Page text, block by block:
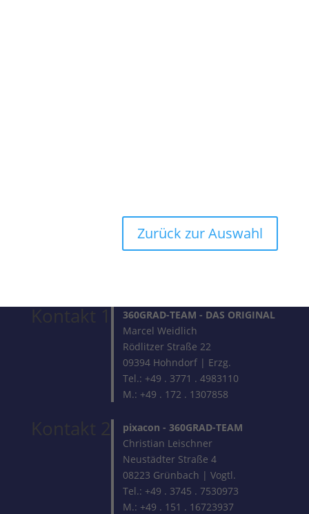
Zurück zur Auswahl
Kontakt 1 360GRAD-TEAM - DAS ORIGINAL
Marcel Weidlich
Rödlitzer Straße 22
09394 Hohndorf | Erzg.
Tel.: +49 . 3771 . 4983110
M.: +49 . 172 . 1307858
Kontakt 2 pixacon - 360GRAD-TEAM
Christian Leischner
Neustädter Straße 4
08223 Grünbach | Vogtl.
Tel.: +49 . 3745 . 7530973
M.: +49 . 151 . 16723937